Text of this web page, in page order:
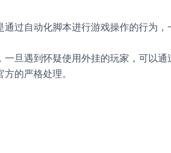
过自动化脚本进行游戏操作的行为，
旦遇到怀疑使用外挂的玩家，可以通
的严格处理。